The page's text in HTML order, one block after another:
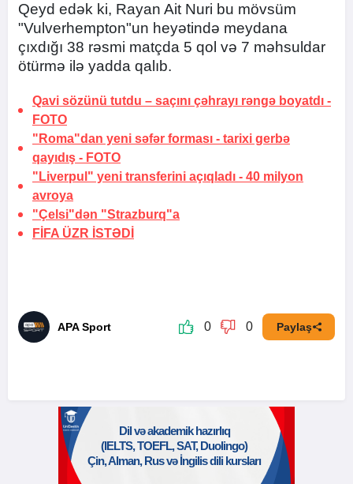
Qeyd edək ki, Rayan Ait Nuri bu mövsüm
"Vulverhempton"un heyətində meydana
çıxdığı 38 rəsmi matçda 5 qol və 7 məhsuldar
ötürmə ilə yadda qalıb.
Qavi sözünü tutdu – saçını çəhrayı rəngə boyatdı -
FOTO
"Roma"dan yeni səfər forması - tarixi gerbə
qayıdış - FOTO
"Liverpul" yeni transferini açıqladı - 40 milyon
avroya
"Çelsi"dən "Strazburq"a
FİFA ÜZR İSTƏDİ
APA Sport 0 0 Paylaş